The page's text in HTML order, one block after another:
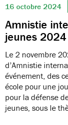
16 octobre 2024
Amnistie
jeunes 2024
Le 2 novembre
d’Amnistie
événement, des
école pour une
pour la défense
jeunes, sous le